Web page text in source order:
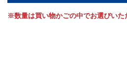
※数量は買い物かごの中でお選びいた